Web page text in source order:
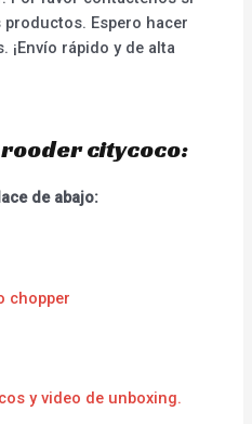
Espero hacer
rápido y de alta
citycoco:
de abajo:
chopper
y video de unboxing.